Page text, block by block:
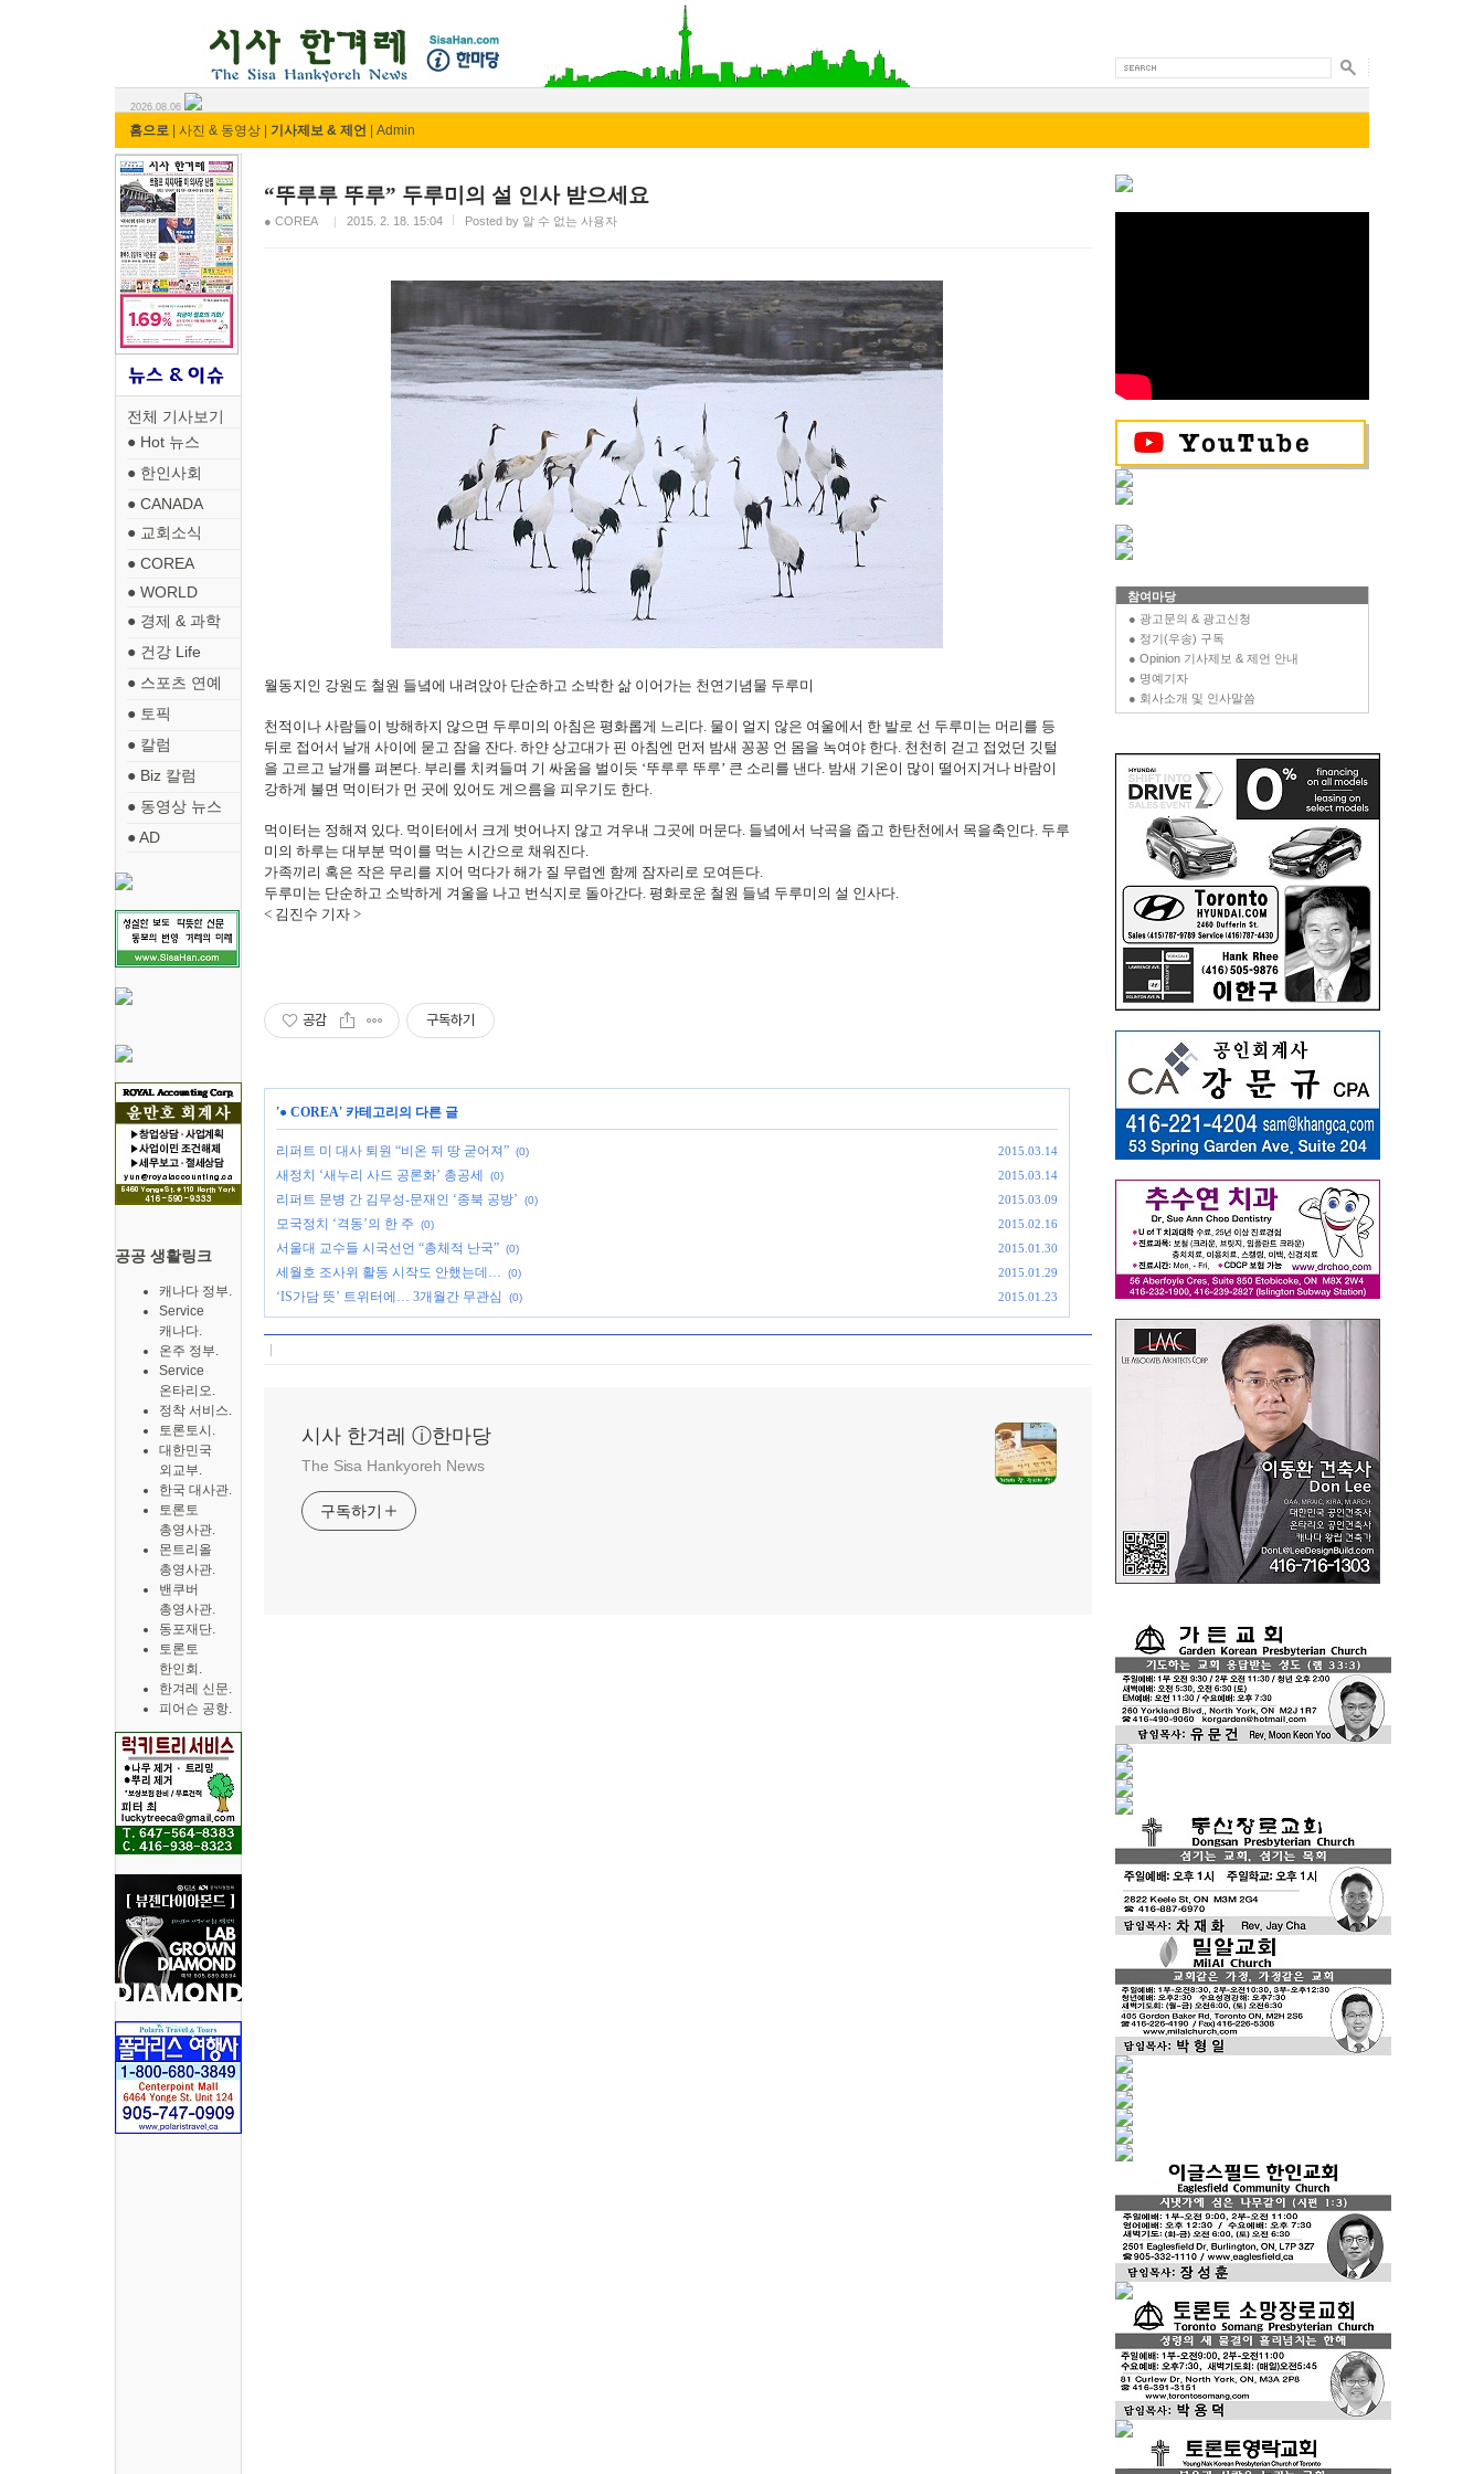
2026.08.06
홈으로 사진 & 동영상 기사제보 & 제언 Admin
전체 기사보기
● Hot 뉴스
● 한인사회
● CANADA
● 교회소식
● COREA
● WORLD
● 경제 & 과학
● 건강 Life
● 스포츠 연예
● 토픽
● 칼럼
● Biz 칼럼
● 동영상 뉴스
● AD
공공 생활링크
캐나다 정부.
Service
캐나다.
온주 정부.
Service
온타리오.
정착 서비스.
토론토시.
대한민국
외교부.
한국 대사관.
토론토
총영사관.
몬트리올
총영사관.
밴쿠버
총영사관.
동포재단.
토론토
한인회.
한겨레 신문.
피어슨 공항.
“뚜루루 뚜루” 두루미의 설 인사 받으세요
● COREA 2015. 2. 18. 15:04 Posted by 알 수 없는 사용자
월동지인 강원도 철원 들녘에 내려앉아 단순하고 소박한 삶 이어가는 천연기념물 두루미
천적이나 사람들이 방해하지 않으면 두루미의 아침은 평화롭게 느리다. 물이 얼지 않은 여울에서 한 발로 선 두루미는 머리를 등
뒤로 접어서 날개 사이에 묻고 잠을 잔다. 하얀 상고대가 핀 아침엔 먼저 밤새 꽁꽁 언 몸을 녹여야 한다. 천천히 걷고 접었던 깃털
을 고르고 날개를 펴본다. 부리를 치켜들며 기 싸움을 벌이듯 ‘뚜루루 뚜루’ 큰 소리를 낸다. 밤새 기온이 많이 떨어지거나 바람이
강하게 불면 먹이터가 먼 곳에 있어도 게으름을 피우기도 한다.
먹이터는 정해져 있다. 먹이터에서 크게 벗어나지 않고 겨우내 그곳에 머문다. 들녘에서 낙곡을 줍고 한탄천에서 목을축인다. 두루
미의 하루는 대부분 먹이를 먹는 시간으로 채워진다.
가족끼리 혹은 작은 무리를 지어 먹다가 해가 질 무렵엔 함께 잠자리로 모여든다.
두루미는 단순하고 소박하게 겨울을 나고 번식지로 돌아간다. 평화로운 철원 들녘 두루미의 설 인사다.
< 김진수 기자 >
공감 구독하기
'● COREA' 카테고리의 다른 글
리퍼트 미 대사 퇴원 “비온 뒤 땅 굳어져” (0) 2015.03.14
새정치 ‘새누리 사드 공론화’ 총공세 (0) 2015.03.14
리퍼트 문병 간 김무성-문재인 ‘종북 공방’ (0) 2015.03.09
모국정치 ‘격동’의 한 주 (0) 2015.02.16
서울대 교수들 시국선언 “총체적 난국” (0) 2015.01.30
세월호 조사위 활동 시작도 안했는데… (0) 2015.01.29
‘IS가담 뜻’ 트위터에… 3개월간 무관심 (0) 2015.01.23
시사 한겨레 ⓘ한마당
The Sisa Hankyoreh News
구독하기
참여마당
● 광고문의 & 광고신청
● 정기(우송) 구독
● Opinion 기사제보 & 제언 안내
● 명예기자
● 회사소개 및 인사말씀